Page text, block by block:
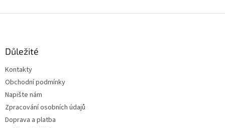
Důležité
Kontakty
Obchodní podmínky
Napište nám
Zpracování osobních údajů
Doprava a platba